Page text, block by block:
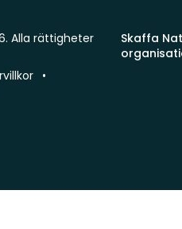
Skaffa
Alla rättigheter